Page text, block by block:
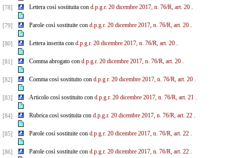
[78] Lettera così sostituita con d.p.g.r. 20 dicembre 2017, n. 76/R, art. 20.
[79] Parole così sostituite con d.p.g.r. 20 dicembre 2017, n. 76/R, art. 20.
[80] Lettera inserita con d.p.g.r. 20 dicembre 2017, n. 76/R, art. 20.
[81] Comma abrogato con d.p.g.r. 20 dicembre 2017, n. 76/R, art. 20.
[82] Comma così sostituito con d.p.g.r. 20 dicembre 2017, n. 76/R, art. 20.
[83] Articolo così sostituito con d.p.g.r. 20 dicembre 2017, n. 76/R, art. 21.
[84] Rubrica così sostituita con d.p.g.r. 20 dicembre 2017, n. 76/R, art. 22.
[85] Parole così sostituite con d.p.g.r. 20 dicembre 2017, n. 76/R, art. 22.
[86] Parole così sostituite con d.p.g.r. 20 dicembre 2017, n. 76/R, art. 22.